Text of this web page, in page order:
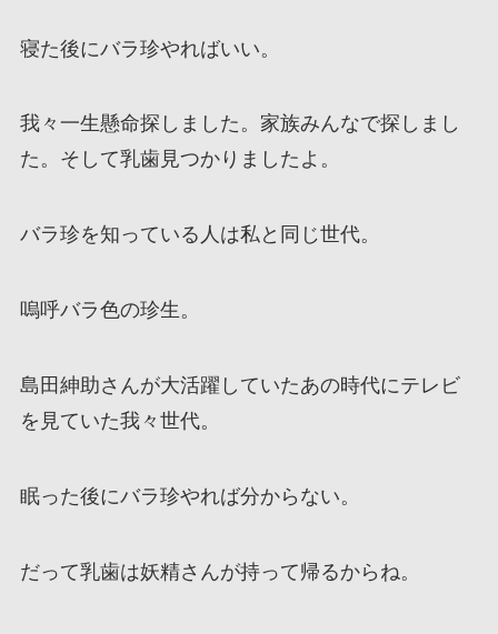
寝た後にバラ珍やればいい。
我々一生懸命探しました。家族みんなで探しまし
た。そして乳歯見つかりましたよ。
バラ珍を知っている人は私と同じ世代。
嗚呼バラ色の珍生。
島田紳助さんが大活躍していたあの時代にテレビ
を見ていた我々世代。
眠った後にバラ珍やれば分からない。
だって乳歯は妖精さんが持って帰るからね。